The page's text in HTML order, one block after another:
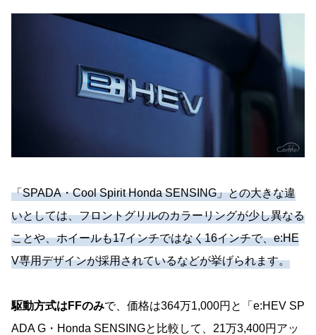
「SPADA・Cool Spirit Honda SENSING」との大きな違
いとしては、フロントグリルのカラーリングが少し異なる
ことや、ホイールも17インチではなく16インチで、e:HE
V専用デザインが採用されているなどが挙げられます。
駆動方式はFFのみで、価格は364万1,000円と「e:HEV SP
ADA G・Honda SENSINGと比較して、21万3,400円アッ